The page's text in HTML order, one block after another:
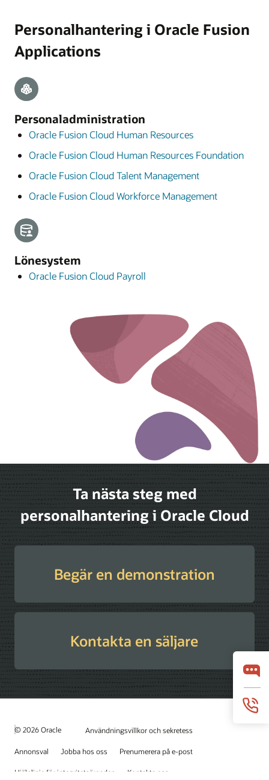
Personalhantering i Oracle Fusion
Applications
Personaladministration
Oracle Fusion Cloud Human Resources
Oracle Fusion Cloud Human Resources Foundation
Oracle Fusion Cloud Talent Management
Oracle Fusion Cloud Workforce Management
Lönesystem
Oracle Fusion Cloud Payroll
Ta nästa steg med
personalhantering i Oracle Cloud
Begär en demonstration
Kontakta en säljare
© 2026 Oracle Användningsvillkor och sekretess
Annonsval Jobba hos oss Prenumerera på e-post
Hjälplinje för integritetsärenden Kontakta oss